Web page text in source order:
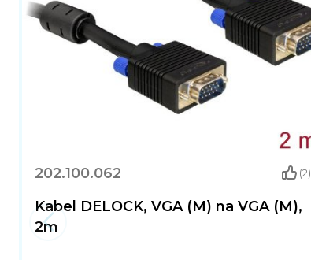
202.100.062 (2)
Kabel DELOCK, VGA (M) na VGA (M),
2m